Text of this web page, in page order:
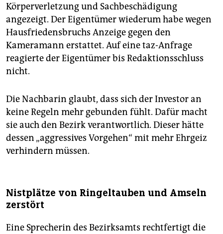
Körperverletzung und Sachbeschädigung
angezeigt. Der Eigentümer wiederum habe wegen
Hausfriedensbruchs Anzeige gegen den
Kameramann erstattet. Auf eine taz-Anfrage
reagierte der Eigentümer bis Redaktionsschluss
nicht.
Die Nachbarin glaubt, dass sich der Investor an
keine Regeln mehr gebunden fühlt. Dafür macht
sie auch den Bezirk verantwortlich. Dieser hätte
dessen „aggressives Vorgehen“ mit mehr Ehrgeiz
verhindern müssen.
Nistplätze von Ringeltauben und Amseln
zerstört
Eine Sprecherin des Bezirksamts rechtfertigt die